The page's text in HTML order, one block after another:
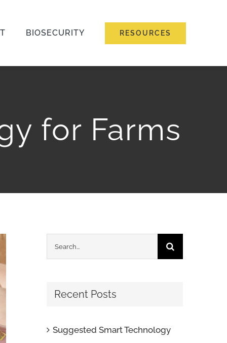
BIOSECURITY RESOURCES
for Farms
Search
for:
Recent Posts
Suggested Smart Technology